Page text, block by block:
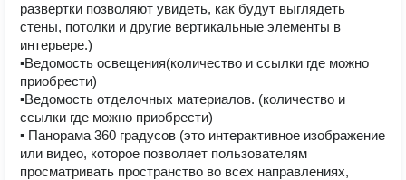
развертки позволяют увидеть, как будут выглядеть
стены, потолки и другие вертикальные элементы в
интерьере.)
▪Ведомость освещения(количество и ссылки где можно
приобрести)
▪Ведомость отделочных материалов. (количество и
ссылки где можно приобрести)
▪ Панорама 360 градусов (это интерактивное изображение
или видео, которое позволяет пользователям
просматривать пространство во всех направлениях,